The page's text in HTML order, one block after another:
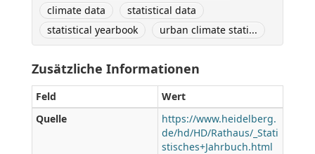
climate data
statistical data
statistical yearbook
urban climate stati...
Zusätzliche Informationen
Feld
Wert
Quelle
https://www.heidelberg.
de/hd/HD/Rathaus/_Stati
stisches+Jahrbuch.html